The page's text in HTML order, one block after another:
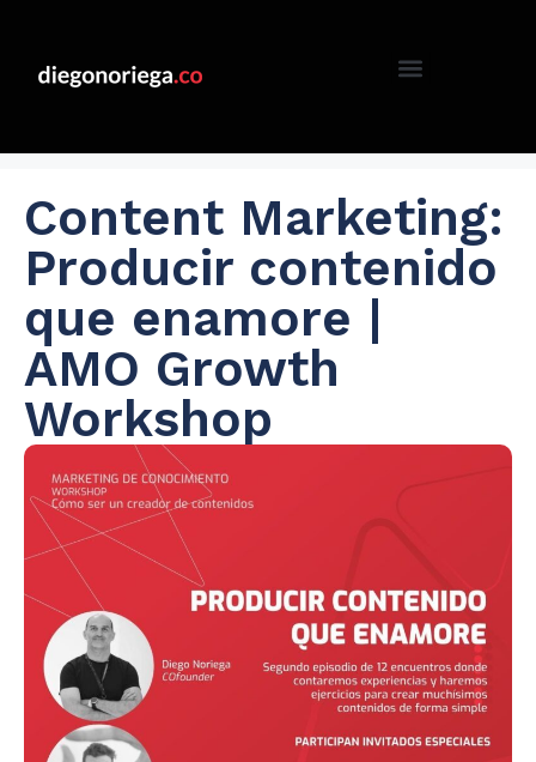
Content Marketing:
Producir contenido
que enamore |
AMO Growth
Workshop